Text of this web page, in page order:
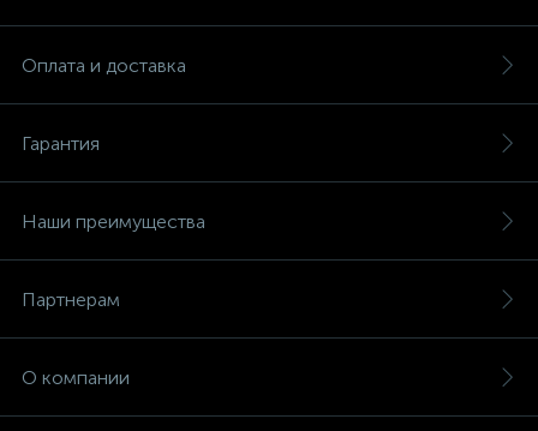
Оплата и доставка
Гарантия
Наши преимущества
Партнерам
О компании